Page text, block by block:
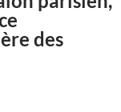
des
3 : la manufacture